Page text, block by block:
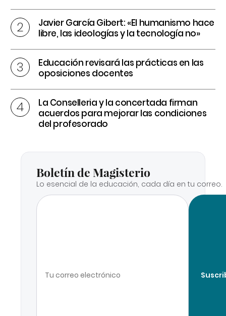
Javier García Gibert: «El humanismo hace
libre, las ideologías y la tecnología no»
Educación revisará las prácticas en las
oposiciones docentes
La Conselleria y la concertada firman
acuerdos para mejorar las condiciones
del profesorado
Boletín de Magisterio
Lo esencial de la educación, cada día en tu correo.